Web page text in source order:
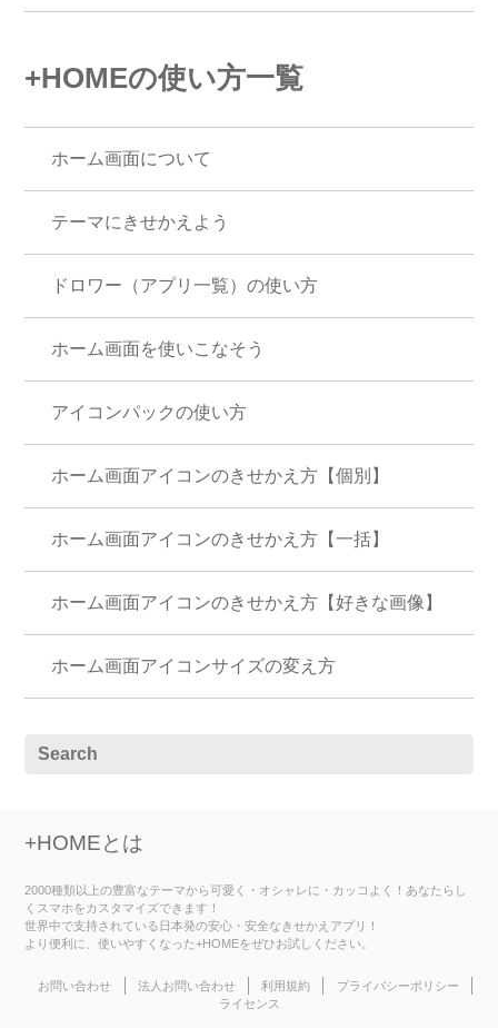
+HOMEの使い方一覧
ホーム画面について
テーマにきせかえよう
ドロワー（アプリ一覧）の使い方
ホーム画面を使いこなそう
アイコンパックの使い方
ホーム画面アイコンのきせかえ方【個別】
ホーム画面アイコンのきせかえ方【一括】
ホーム画面アイコンのきせかえ方【好きな画像】
ホーム画面アイコンサイズの変え方
+HOMEとは
2000種類以上の豊富なテーマから可愛く・オシャレに・カッコよく！あなたらし
くスマホをカスタマイズできます！
世界中で支持されている日本発の安心・安全なきせかえアプリ！
より便利に、使いやすくなった+HOMEをぜひお試しください。
お問い合わせ 法人お問い合わせ 利用規約
プライバシーポリシー
ライセンス